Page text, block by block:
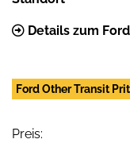
Details zum
Ford Other Transit
Preis: